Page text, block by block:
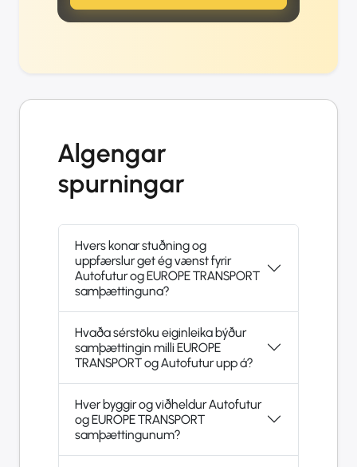
Algengar
spurningar
Hvers konar stuðning og
uppfærslur get ég vænst fyrir
Autofutur og EUROPE TRANSPORT
samþættinguna?
Hvaða sérstöku eiginleika býður
samþættingin milli EUROPE
TRANSPORT og Autofutur upp á?
Hver byggir og viðheldur Autofutur
og EUROPE TRANSPORT
samþættingunum?